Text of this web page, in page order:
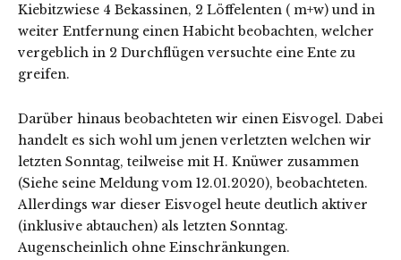
Kiebitzwiese 4 Bekassinen, 2 Löffelenten ( m+w) und in
weiter Entfernung einen Habicht beobachten, welcher
vergeblich in 2 Durchflügen versuchte eine Ente zu
greifen.
Darüber hinaus beobachteten wir einen Eisvogel. Dabei
handelt es sich wohl um jenen verletzten welchen wir
letzten Sonntag, teilweise mit H. Knüwer zusammen
(Siehe seine Meldung vom 12.01.2020), beobachteten.
Allerdings war dieser Eisvogel heute deutlich aktiver
(inklusive abtauchen) als letzten Sonntag.
Augenscheinlich ohne Einschränkungen.